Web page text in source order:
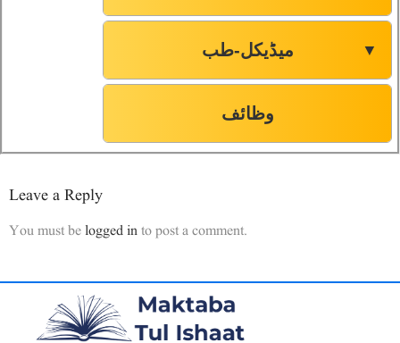
سورۃ الاعلیٰ
89 سورۃ الفجر
سورۃ اللیل
میڈیکل-طب ▼
وظائف
Leave a Reply
You must belogged into post a comment.